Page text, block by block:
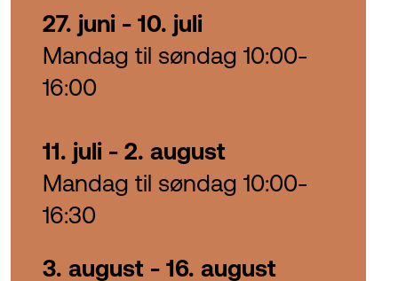
27. juni - 10. juli
Mandag til søndag 10:00-
16:00
11. juli - 2. august
Mandag til søndag 10:00-
16:30
3. august - 16. august